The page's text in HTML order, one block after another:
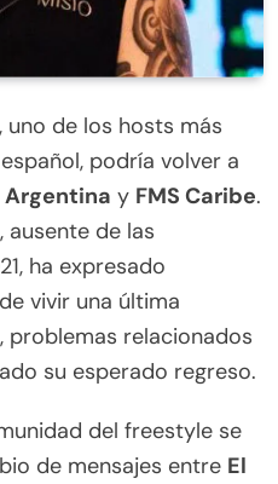
uno de los hosts más
podría volver a
Argentina y FMS Caribe.
ausente de las
ha expresado
vivir una última
problemas relacionados
su esperado regreso.
del freestyle se
de mensajes entre El